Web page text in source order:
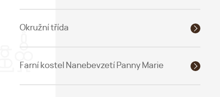
Okružní třída
Farní kostel Nanebevzetí Panny Marie